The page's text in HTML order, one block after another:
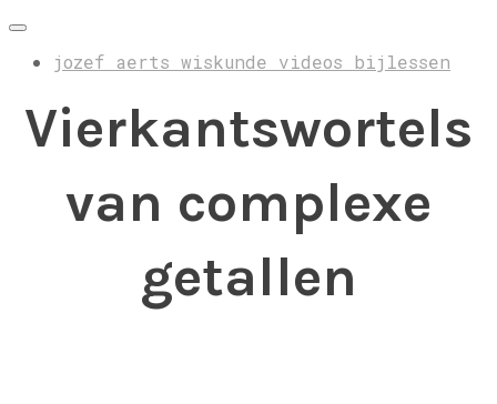
jozef aerts wiskunde videos bijlessen
Vierkantswortels
van complexe
getallen